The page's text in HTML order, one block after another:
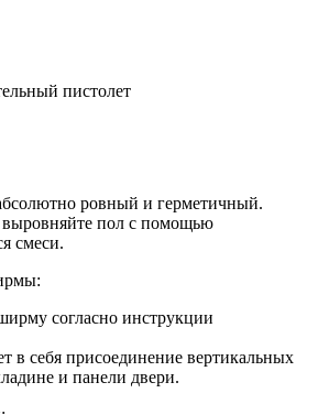
пистолет
ровный и герметичный.
пол с помощью
смеси.
согласно инструкции
в себя присоединение вертикальных
и панели двери.